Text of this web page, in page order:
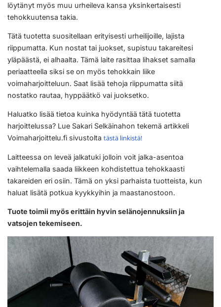
löytänyt myös muu urheileva kansa yksinkertaisesti
tehokkuutensa takia.
Tätä tuotetta suositellaan erityisesti urheilijoille, lajista
riippumatta. Kun nostat tai juokset, supistuu takareitesi
yläpäästä, ei alhaalta. Tämä laite rasittaa lihakset samalla
periaatteella siksi se on myös tehokkain liike
voimaharjoitteluun. Saat lisää tehoja riippumatta siitä
nostatko rautaa, hyppäätkö vai juoksetko.
Haluatko lisää tietoa kuinka hyödyntää tätä tuotetta
harjoittelussa? Lue Sakari Selkäinahon tekemä artikkeli
Voimaharjoittelu.fi sivustolta tästä linkistä!
Laitteessa on leveä jalkatuki jolloin voit jalka-asentoa
vaihtelemalla saada liikkeen kohdistettua tehokkaasti
takareiden eri osiin. Tämä on yksi parhaista tuotteista, kun
haluat lisätä potkua kyykkyihin ja maastanostoon.
Tuote toimii myös erittäin hyvin selänojennuksiin ja
vatsojen tekemiseen.